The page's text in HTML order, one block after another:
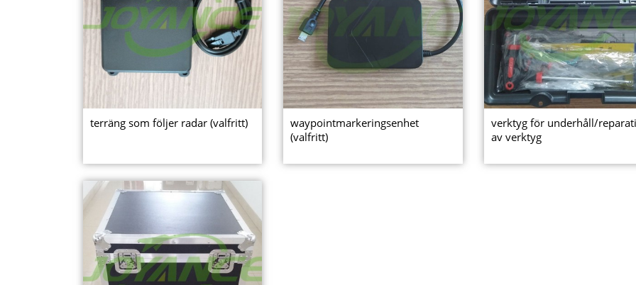
terräng som följer radar (valfritt)
waypointmarkeringsenhet
(valfritt)
verktyg för underhåll/
av verktyg